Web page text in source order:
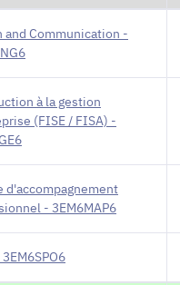
and Communication -
à la gestion
(FISE / FISA) -
d'accompagnement
- 3EM6MAP6